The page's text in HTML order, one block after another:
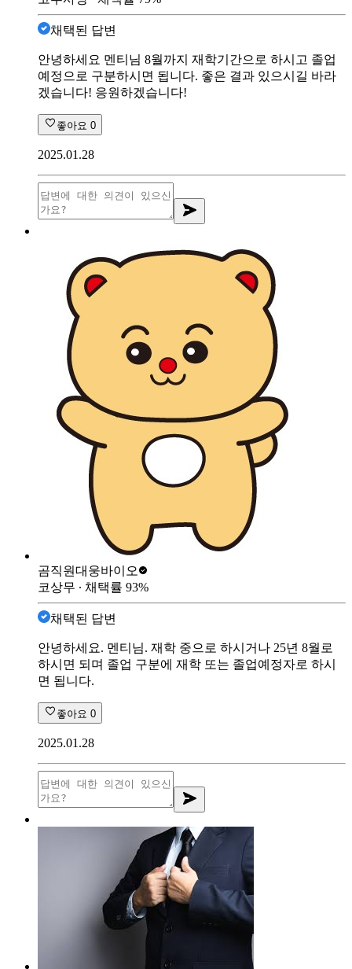
채택된 답변
안녕하세요 멘티님 8월까지 재학기간으로 하시고 졸업
예정으로 구분하시면 됩니다. 좋은 결과 있으시길 바라
겠습니다! 응원하겠습니다!
좋아요 0
2025.01.28
곰직원대웅바이오
코상무 ∙ 채택률 93%
채택된 답변
안녕하세요. 멘티님. 재학 중으로 하시거나 25년 8월로
하시면 되며 졸업 구분에 재학 또는 졸업예정자로 하시
면 됩니다.
좋아요 0
2025.01.28